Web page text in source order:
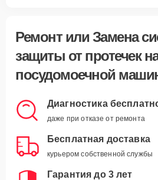
Ремонт или Замена
защиты от протечек
посудомоечной
Диагностика
даже при отказе от ремонта
Бесплатная доставка
курьером собственной службы
Гарантия до 3 лет